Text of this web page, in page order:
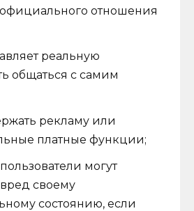
отношения
реальную
общаться с самим
рекламу или
платные функции;
могут
своему
состоянию, если